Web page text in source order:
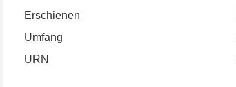
Erschienen
Umfang
URN